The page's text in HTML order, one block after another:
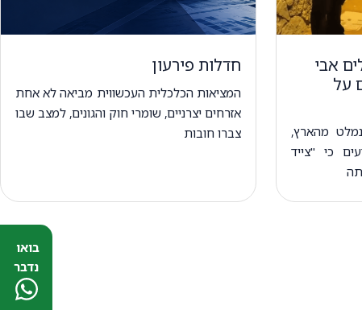
אבי
על
מהארץ,
כי "צייד
חדלות פירעון
המציאות הכלכלית העכשווית מביאה לא אחת
אזרחים יצרניים, שומרי חוק והגונים, למצב שבו
צברו חובות
בואו
נדבר